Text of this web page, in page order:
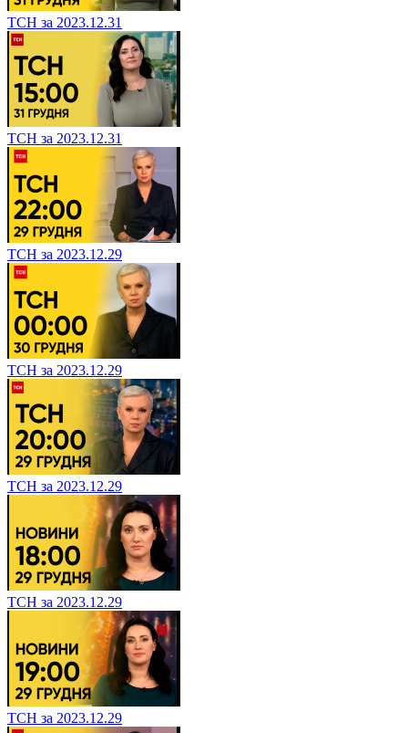
ТСН за 2023.12.31
ТСН за 2023.12.31
ТСН за 2023.12.29
ТСН за 2023.12.29
ТСН за 2023.12.29
ТСН за 2023.12.29
ТСН за 2023.12.29